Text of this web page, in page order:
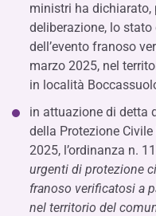
ministri ha dichiarato,
deliberazione, lo
dell’evento franoso
marzo 2025, nel
in località
in attuazione di detta
della Protezione
2025, l’ordinanza n.
urgenti di protezione
franoso verificatosi a
nel territorio del